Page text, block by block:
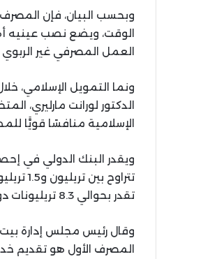
وبحسب البيان، فإن
الوقت، ويضع نصب عينيه
العمل المصرفي غير
الدكتور لورانت مارليري،
الإسلامية منافسًا قويًّا
تقدر بحوالي 8.3 تريليونات دولار.
وقال رئيس مجلس إدارة
المصرف الأول هو تقديم